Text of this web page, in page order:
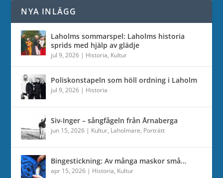
NYA INLÄGG
Laholms sommarspel: Laholms historia
sprids med hjälp av glädje
jul 9, 2026 | Historia, Kultur
Poliskonstapeln som höll ordning i Laholm
jul 9, 2026 | Historia
Siv-Inger – sångfågeln från Årnaberga
jun 15, 2026 | Kultur, Laholmare, Porträtt
Bingestickning: Av många maskor små…
apr 15, 2026 | Historia, Kultur